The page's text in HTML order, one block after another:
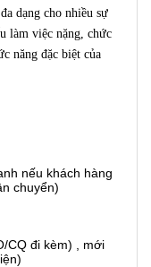
dạng cho nhiều sự
làm việc nặng, chức
năng đặc biệt của
nếu khách hàng
chuyển)
CQ đi kèm) , mới